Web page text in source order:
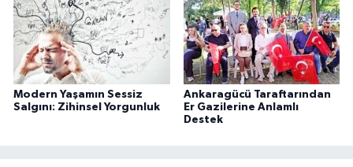
Modern Yaşamın Sessiz
Salgını: Zihinsel Yorgunluk
Ankaragücü Taraftarından
Er Gazilerine Anlamlı
Destek